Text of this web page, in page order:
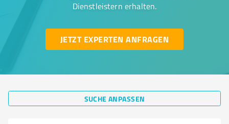
Dienstleistern erhalten.
JETZT EXPERTEN ANFRAGEN
SUCHE ANPASSEN